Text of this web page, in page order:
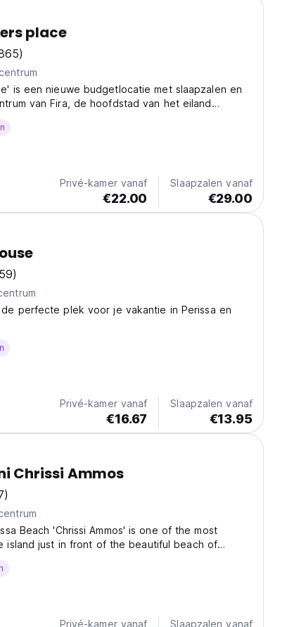
place
is een nieuwe budgetlocatie met slaapzalen en
van Fira, de hoofdstad van het eiland
Privé-kamer vanaf
€22.00
Slaapzalen vanaf
€29.00
perfecte plek voor je vakantie in Perissa en
Privé-kamer vanaf
€16.67
Slaapzalen vanaf
€13.95
Chrissi Ammos
Beach 'Chrissi Ammos' is one of the most
island just in front of the beautiful beach of
Tranquilo Beach Bar. The hostel has a tranquil
and seating areas for people...
Privé-kamer vanaf Slaapzalen vanaf